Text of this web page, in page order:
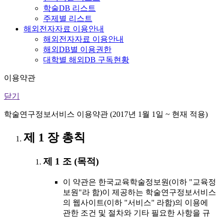
학술DB 리스트
주제별 리스트
해외전자자료 이용안내
해외전자자료 이용안내
해외DB별 이용권한
대학별 해외DB 구독현황
이용약관
닫기
학술연구정보서비스 이용약관 (2017년 1월 1일 ~ 현재 적용)
제 1 장 총칙
제 1 조 (목적)
이 약관은 한국교육학술정보원(이하 "교육정
보원"라 함)이 제공하는 학술연구정보서비스
의 웹사이트(이하 "서비스" 라함)의 이용에
관한 조건 및 절차와 기타 필요한 사항을 규